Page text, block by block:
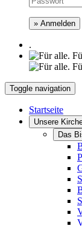
» Anmelden
.
Toggle navigation
Startseite
Unsere
Das